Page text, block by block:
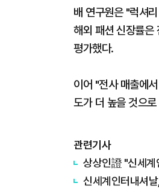
배 연구원은 "럭셔
해외 패션 신장률
평가했다.
이어 "전사 매출에
도가 더 높을 것으
관련기사
상상인證 "신세
신세계인터내셔